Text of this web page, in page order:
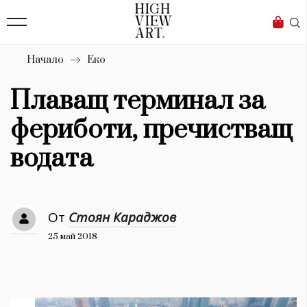
Бизнес
Мода
Dialogue
Изкуство
4340
Красота
Дизайн
Книги
Начало Еко
Плаващ терминал за
фериботи, пречистващ
водата
От Стоян Караджов
25 май 2018